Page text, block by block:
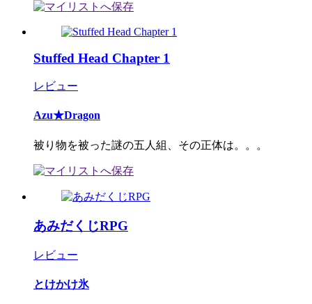
Stuffed Head Chapter 1
レビュー
Azu★Dragon
被り物を被った謎の五人組、その正体は。。。
あみだくじRPG
レビュー
とけかけ氷